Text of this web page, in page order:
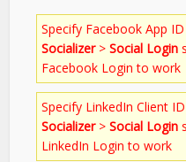
Specify Facebook App
Socializer>Social Login
Facebook Login to work
Specify LinkedIn Client
Socializer>Social Login
LinkedIn Login to work